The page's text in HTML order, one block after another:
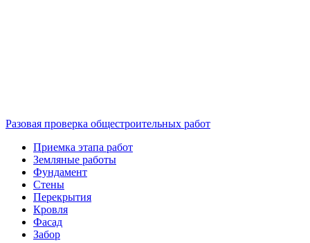
Разовая проверка общестроительных работ
Приемка этапа работ
Земляные работы
Фундамент
Стены
Перекрытия
Кровля
Фасад
Забор